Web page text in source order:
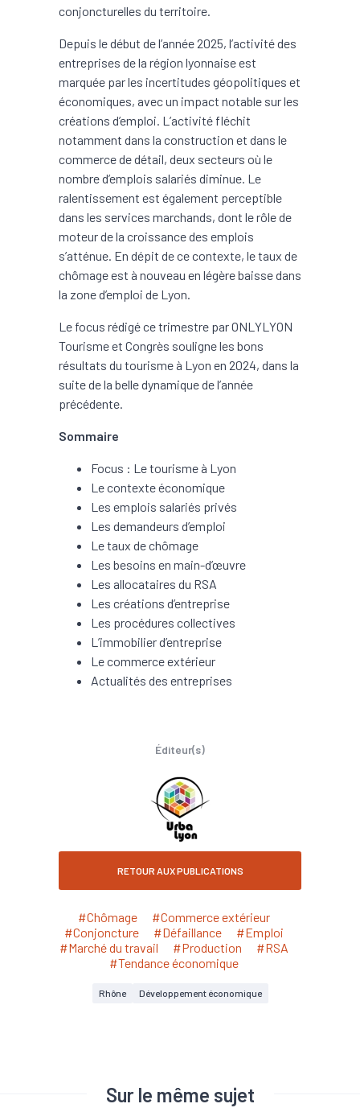
conjoncturelles du territoire.
Depuis le début de l’année 2025, l’activité des
entreprises de la région lyonnaise est
marquée par les incertitudes géopolitiques et
économiques, avec un impact notable sur les
créations d’emploi. L’activité fléchit
notamment dans la construction et dans le
commerce de détail, deux secteurs où le
nombre d’emplois salariés diminue. Le
ralentissement est également perceptible
dans les services marchands, dont le rôle de
moteur de la croissance des emplois
s’atténue. En dépit de ce contexte, le taux de
chômage est à nouveau en légère baisse dans
la zone d’emploi de Lyon.
Le focus rédigé ce trimestre par ONLYLYON
Tourisme et Congrès souligne les bons
résultats du tourisme à Lyon en 2024, dans la
suite de la belle dynamique de l’année
précédente.
Sommaire
Focus : Le tourisme à Lyon
Le contexte économique
Les emplois salariés privés
Les demandeurs d’emploi
Le taux de chômage
Les besoins en main-d’œuvre
Les allocataires du RSA
Les créations d’entreprise
Les procédures collectives
L’immobilier d’entreprise
Le commerce extérieur
Actualités des entreprises
Éditeur(s)
RETOUR AUX PUBLICATIONS
#Chômage
#Commerce extérieur
#Conjoncture
#Défaillance
#Emploi
#Marché du travail
#Production
#RSA
#Tendance économique
Rhône Développement économique
Sur le même sujet